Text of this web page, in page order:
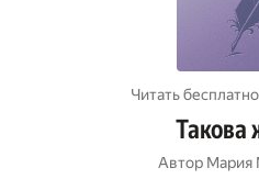
Читать
Такова
Автор Мария